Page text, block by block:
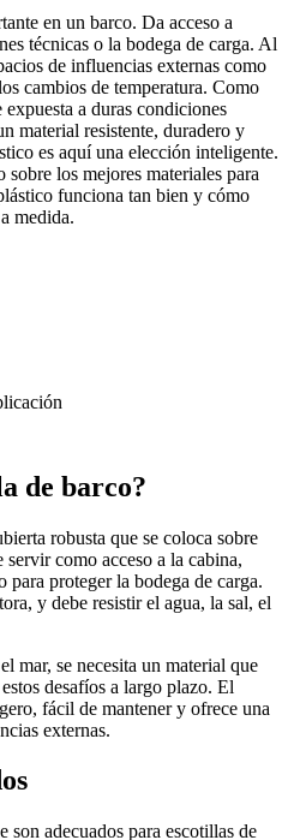
en un barco. Da acceso a
técnicas o la bodega de carga. Al
de influencias externas como
cambios de temperatura. Como
a duras condiciones
material resistente, duradero y
es aquí una elección inteligente.
los mejores materiales para
funciona tan bien y cómo
medida.
de barco?
robusta que se coloca sobre
como acceso a la cabina,
para proteger la bodega de carga.
y debe resistir el agua, la sal, el
mar, se necesita un material que
desafíos a largo plazo. El
fácil de mantener y ofrece una
externas.
adecuados para escotillas de